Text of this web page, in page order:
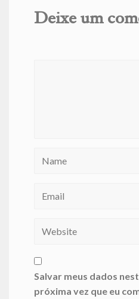
Deixe um
Salvar meus dados
próxima vez que eu